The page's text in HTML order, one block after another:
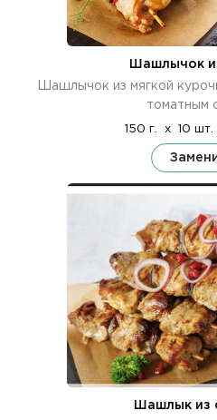
Шашлычок
Шашлычок из мягкой
томатным
150 г. x 10 шт.
Шашлык из